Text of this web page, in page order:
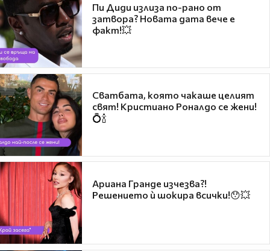
Пи Диди излиза по-рано от
затвора? Новата дата вече е
факт!💥
Сватбата, която чакаше целият
свят! Кристиано Роналдо се жени!
💍🍾
Ариана Гранде изчезва?!
Решението ѝ шокира всички!😯💥